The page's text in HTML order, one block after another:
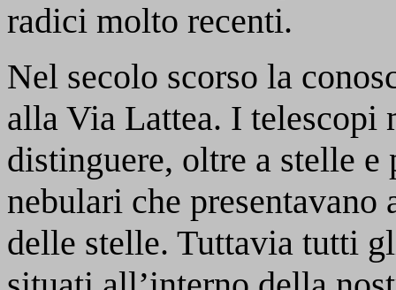
radici molto recenti.
Nel secolo scorso la
alla Via Lattea. I
distinguere, oltre a stelle
nebulari che
delle stelle. Tuttavia tutti